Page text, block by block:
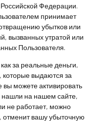
Федерации.
принимает
убытков или
вызванных утратой или
Пользователя.
за реальные деньги,
которые выдаются за
вы можете активировать
нашли на нашем сайте,
не работает, можно
отменит вашу убыточную